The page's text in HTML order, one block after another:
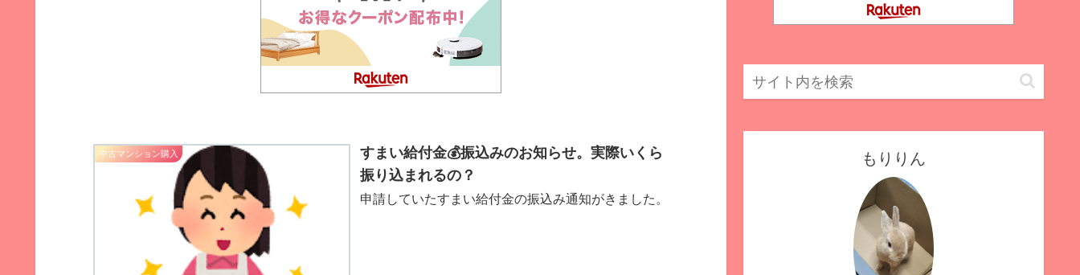
中古マンション購入
すまい給付金💰振込みのお知らせ。実際いくら
振り込まれるの？
申請していたすまい給付金の振込み通知がきました。
もりりん